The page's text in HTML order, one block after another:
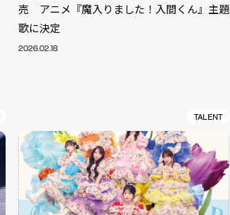
売 アニメ『魔入りました！入間くん』主題
歌に決定
2026.02.18
TALENT